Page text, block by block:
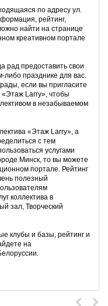
по адресу ул.
рейтинг,
найти на странице
креативном портале
рад предоставить свои
либо празднике для вас.
если вы пригласите
Larry», чтобы
в незабываемом
«Этаж Larry», а
с тем
услугами
Минск, то вы можете
портале. Рейтинг
полезный
коллектива в
зал, Творческий
клубы и базы, рейтинг и
на